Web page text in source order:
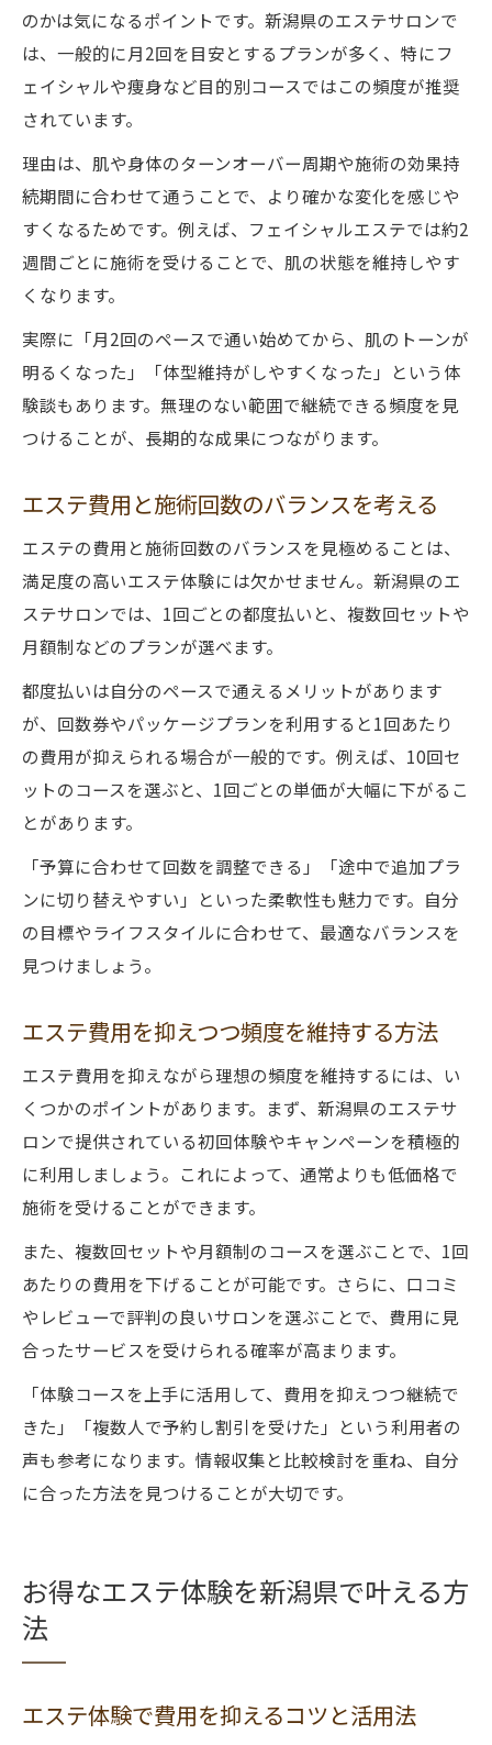
のかは気になるポイントです。新潟県のエステサロンで
は、一般的に月2回を目安とするプランが多く、特にフ
ェイシャルや痩身など目的別コースではこの頻度が推奨
されています。
理由は、肌や身体のターンオーバー周期や施術の効果持
続期間に合わせて通うことで、より確かな変化を感じや
すくなるためです。例えば、フェイシャルエステでは約2
週間ごとに施術を受けることで、肌の状態を維持しやす
くなります。
実際に「月2回のペースで通い始めてから、肌のトーンが
明るくなった」「体型維持がしやすくなった」という体
験談もあります。無理のない範囲で継続できる頻度を見
つけることが、長期的な成果につながります。
エステ費用と施術回数のバランスを考える
エステの費用と施術回数のバランスを見極めることは、
満足度の高いエステ体験には欠かせません。新潟県のエ
ステサロンでは、1回ごとの都度払いと、複数回セットや
月額制などのプランが選べます。
都度払いは自分のペースで通えるメリットがあります
が、回数券やパッケージプランを利用すると1回あたり
の費用が抑えられる場合が一般的です。例えば、10回セ
ットのコースを選ぶと、1回ごとの単価が大幅に下がるこ
とがあります。
「予算に合わせて回数を調整できる」「途中で追加プラ
ンに切り替えやすい」といった柔軟性も魅力です。自分
の目標やライフスタイルに合わせて、最適なバランスを
見つけましょう。
エステ費用を抑えつつ頻度を維持する方法
エステ費用を抑えながら理想の頻度を維持するには、い
くつかのポイントがあります。まず、新潟県のエステサ
ロンで提供されている初回体験やキャンペーンを積極的
に利用しましょう。これによって、通常よりも低価格で
施術を受けることができます。
また、複数回セットや月額制のコースを選ぶことで、1回
あたりの費用を下げることが可能です。さらに、口コミ
やレビューで評判の良いサロンを選ぶことで、費用に見
合ったサービスを受けられる確率が高まります。
「体験コースを上手に活用して、費用を抑えつつ継続で
きた」「複数人で予約し割引を受けた」という利用者の
声も参考になります。情報収集と比較検討を重ね、自分
に合った方法を見つけることが大切です。
お得なエステ体験を新潟県で叶える方
法
エステ体験で費用を抑えるコツと活用法